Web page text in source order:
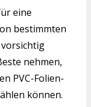
eine
bestimmten
nehmen,
PVC-Folien-
können.